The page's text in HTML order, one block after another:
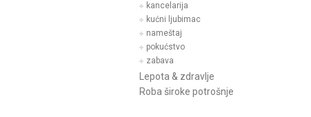
kancelarija
kućni ljubimac
nameštaj
pokućstvo
zabava
Lepota & zdravlje
Roba široke potrošnje